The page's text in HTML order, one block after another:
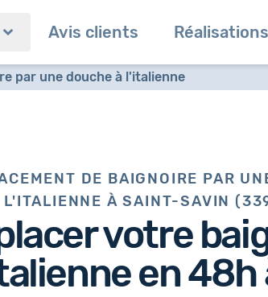
Avis clients Réalisations
par une douche à l'italienne
DE BAIGNOIRE PAR
L'ITALIENNE À SAINT-SAVIN
votre
en 48h